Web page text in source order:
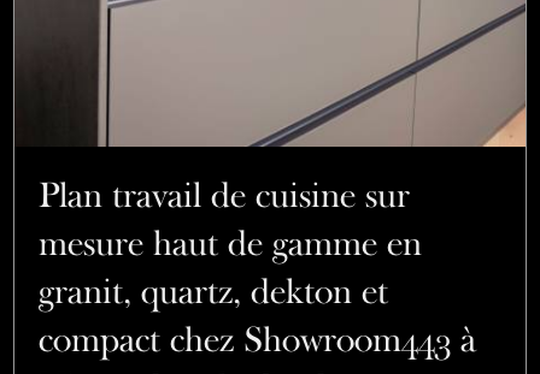
Plan travail de cuisine sur
mesure haut de gamme en
granit, quartz, dekton et
compact chez Showroom443 à